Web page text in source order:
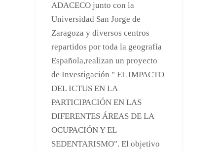
ADACECO junto con la
Universidad San Jorge de
Zaragoza y diversos centros
repartidos por toda la geografía
Española,realizan un proyecto
de Investigación " EL IMPACTO
DEL ICTUS EN LA
PARTICIPACIÓN EN LAS
DIFERENTES ÁREAS DE LA
OCUPACIÓN Y EL
SEDENTARISMO". El objetivo